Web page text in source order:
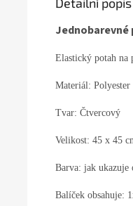
Elastický potah na
Materiál: Polyester
Tvar: Čtvercový
Velikost: 45 x 45
Barva: jak ukazuje
Balíček obsahuje: